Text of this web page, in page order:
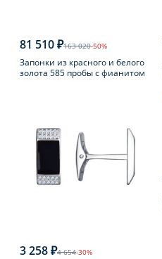
81 510 ₽163 020-50%
Запонки из красного и белого
золота 585 пробы с фианитом
3 258 ₽4 654-30%